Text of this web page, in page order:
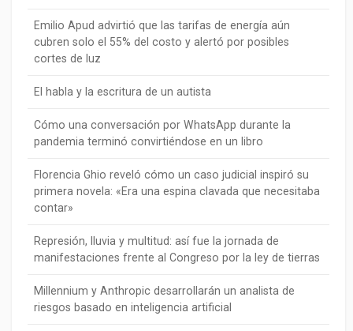
Emilio Apud advirtió que las tarifas de energía aún
cubren solo el 55% del costo y alertó por posibles
cortes de luz
El habla y la escritura de un autista
Cómo una conversación por WhatsApp durante la
pandemia terminó convirtiéndose en un libro
Florencia Ghio reveló cómo un caso judicial inspiró su
primera novela: «Era una espina clavada que necesitaba
contar»
Represión, lluvia y multitud: así fue la jornada de
manifestaciones frente al Congreso por la ley de tierras
Millennium y Anthropic desarrollarán un analista de
riesgos basado en inteligencia artificial